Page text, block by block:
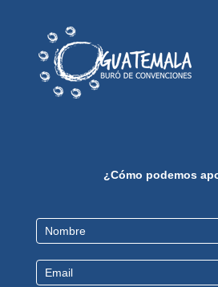
¿Cómo podemos
Contact
Us